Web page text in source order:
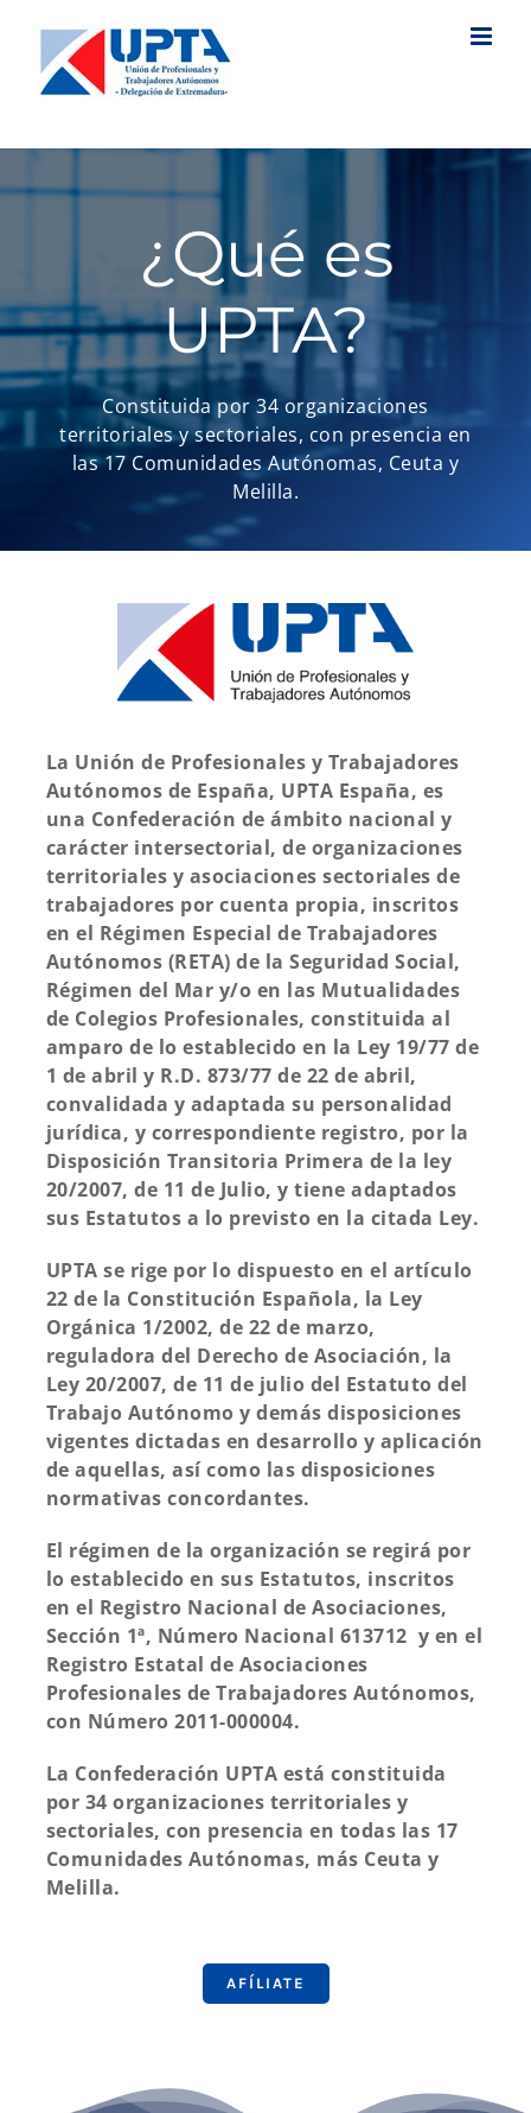
contenido
¿Qué es
UPTA?
Constituida por 34 organizaciones
territoriales y sectoriales, con presencia en
las 17 Comunidades Autónomas, Ceuta y
Melilla.
La Unión de Profesionales y Trabajadores
Autónomos de España, UPTA España, es
una Confederación de ámbito nacional y
carácter intersectorial, de organizaciones
territoriales y asociaciones sectoriales de
trabajadores por cuenta propia, inscritos
en el Régimen Especial de Trabajadores
Autónomos (RETA) de la Seguridad Social,
Régimen del Mar y/o en las Mutualidades
de Colegios Profesionales, constituida al
amparo de lo establecido en la Ley 19/77 de
1 de abril y R.D. 873/77 de 22 de abril,
convalidada y adaptada su personalidad
jurídica, y correspondiente registro, por la
Disposición Transitoria Primera de la ley
20/2007, de 11 de Julio, y tiene adaptados
sus Estatutos a lo previsto en la citada Ley.
UPTA se rige por lo dispuesto en el artículo
22 de la Constitución Española, la Ley
Orgánica 1/2002, de 22 de marzo,
reguladora del Derecho de Asociación, la
Ley 20/2007, de 11 de julio del Estatuto del
Trabajo Autónomo y demás disposiciones
vigentes dictadas en desarrollo y aplicación
de aquellas, así como las disposiciones
normativas concordantes.
El régimen de la organización se regirá por
lo establecido en sus Estatutos, inscritos
en el Registro Nacional de Asociaciones,
Sección 1ª, Número Nacional 613712 y en el
Registro Estatal de Asociaciones
Profesionales de Trabajadores Autónomos,
con Número 2011-000004.
La Confederación UPTA está constituida
por 34 organizaciones territoriales y
sectoriales, con presencia en todas las 17
Comunidades Autónomas, más Ceuta y
Melilla.
AFÍLIATE